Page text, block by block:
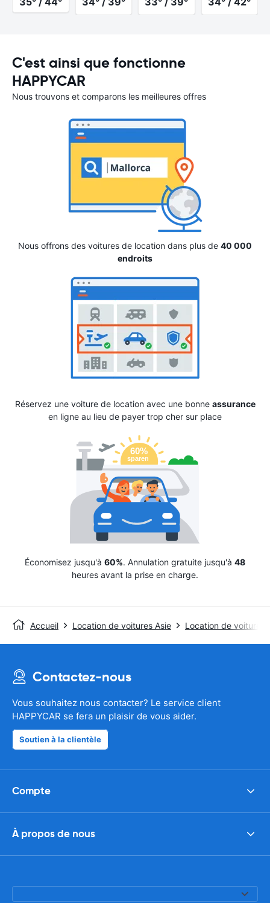
C'est ainsi que fonctionne
HAPPYCAR
Nous trouvons et comparons les meilleures offres
Nous offrons des voitures de location dans plus de 40 000
endroits
Réservez une voiture de location avec une bonne assurance
en ligne au lieu de payer trop cher sur place
Économisez jusqu'à 60%. Annulation gratuite jusqu'à 48
heures avant la prise en charge.
Accueil Location de voitures Asie Location de voitures
Contactez-nous
Vous souhaitez nous contacter? Le service client
HAPPYCAR se fera un plaisir de vous aider.
Soutien à la clientèle
Compte
À propos de nous